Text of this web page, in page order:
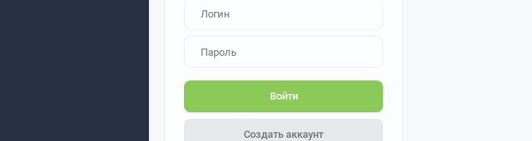
Войти
Создать аккаунт